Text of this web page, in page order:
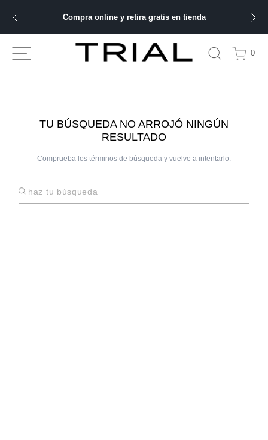
Compra online y retira gratis en tienda
0
TU BÚSQUEDA NO ARROJÓ NINGÚN
RESULTADO
Comprueba los términos de búsqueda y vuelve a intentarlo.
Haz tu búsqueda
BUSCADOS